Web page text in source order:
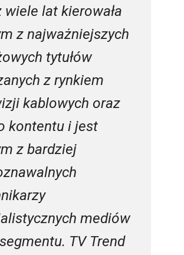
wiele lat kierowała
z najważniejszych
tytułów
z rynkiem
kablowych oraz
kontentu i jest
z bardziej
mediów
TV Trend